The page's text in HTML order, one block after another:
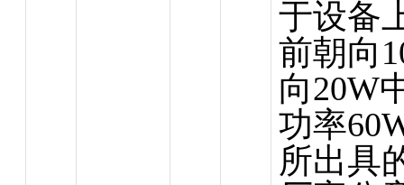
于设备
前朝向
向20W
功率
所出具